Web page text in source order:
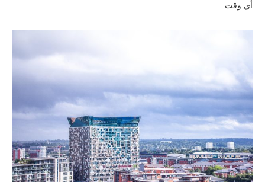
أي وقت.